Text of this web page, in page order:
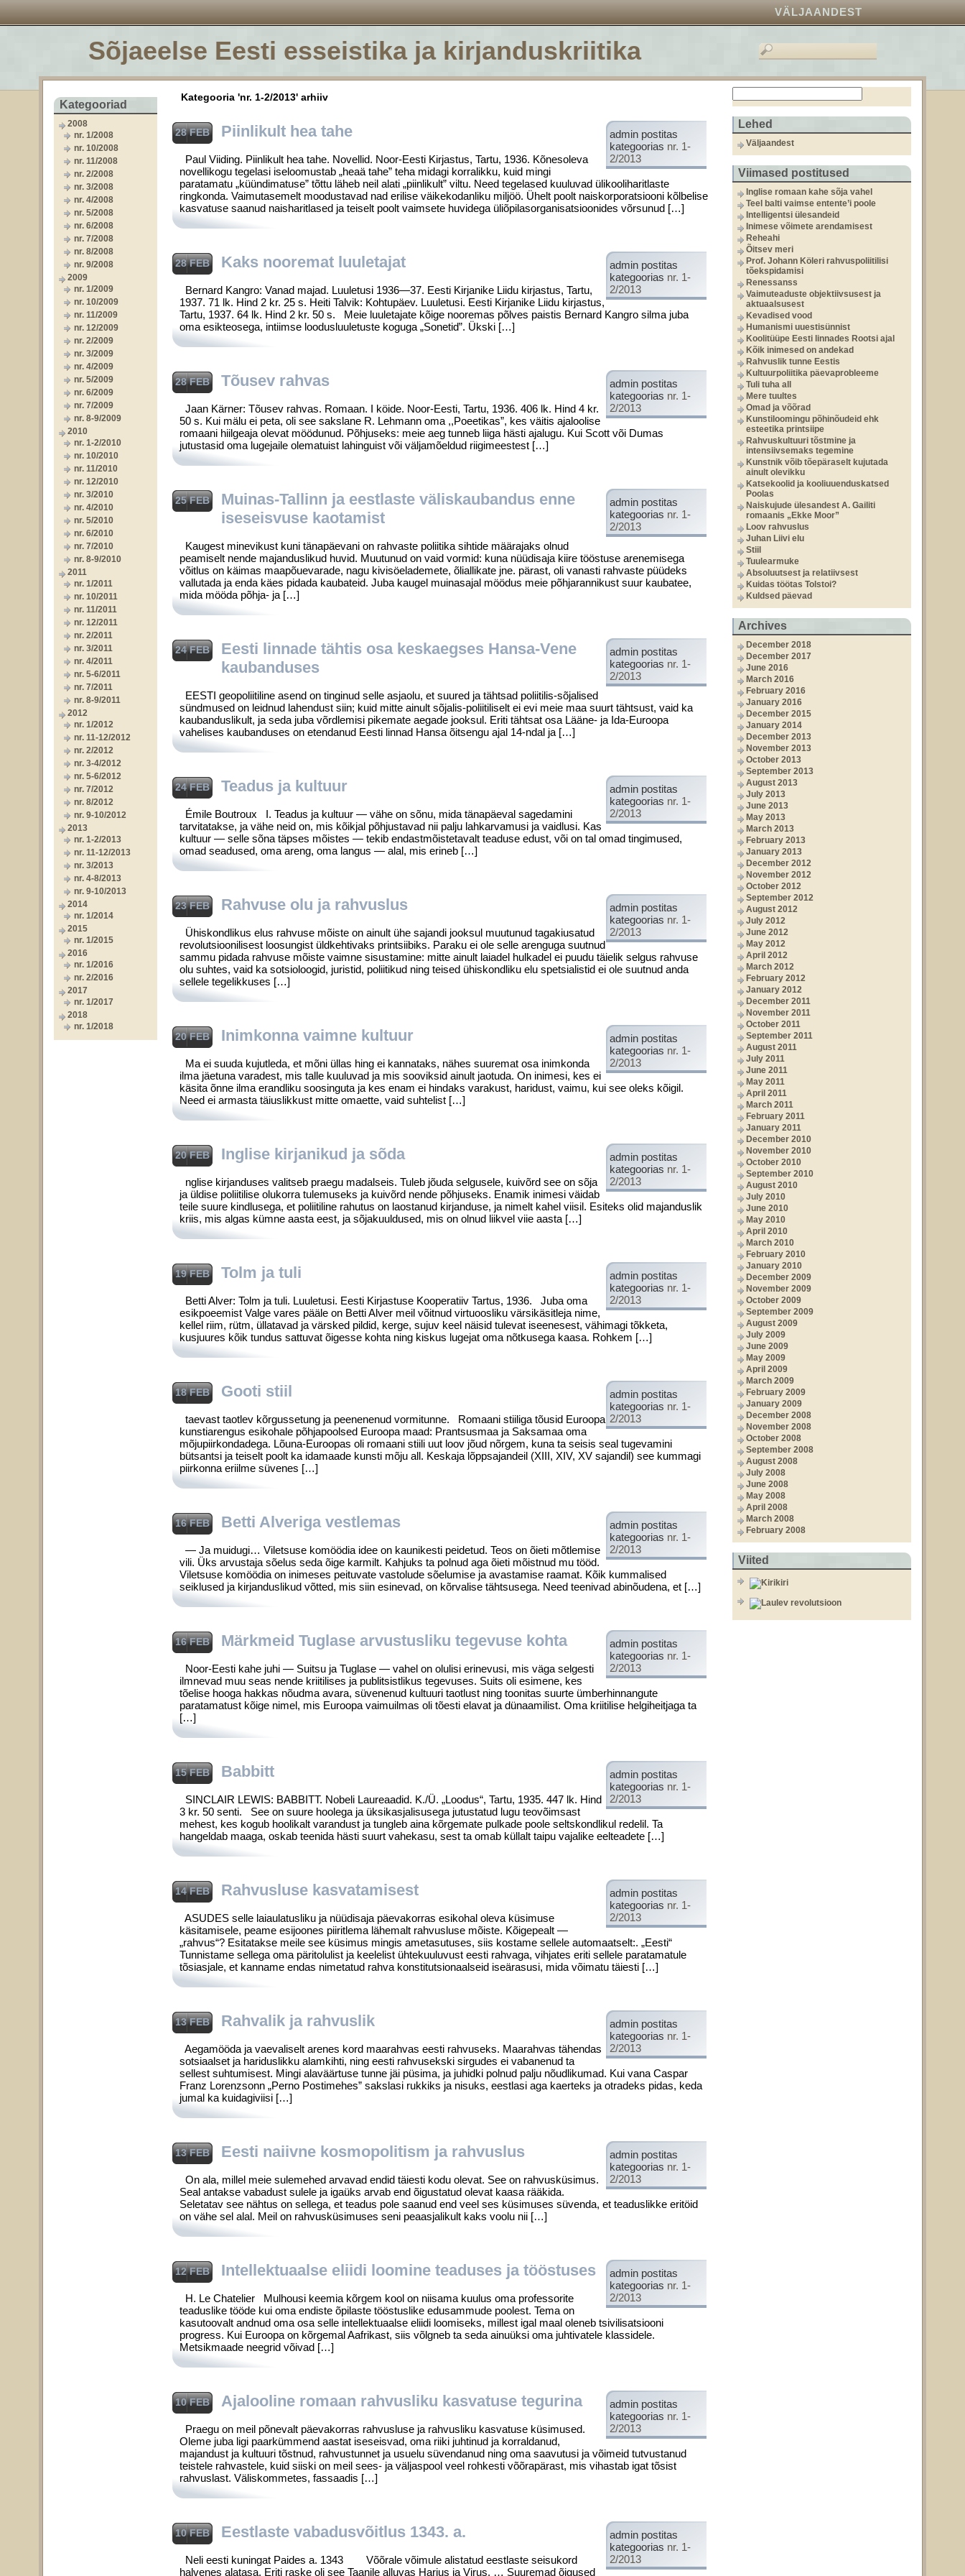
VÄLJAANDEST
Sõjaeelse Eesti esseistika ja kirjanduskriitika
Kategooriad
2008
nr. 1/2008
nr. 10/2008
nr. 11/2008
nr. 2/2008
nr. 3/2008
nr. 4/2008
nr. 5/2008
nr. 6/2008
nr. 7/2008
nr. 8/2008
nr. 9/2008
2009
nr. 1/2009
nr. 10/2009
nr. 11/2009
nr. 12/2009
nr. 2/2009
nr. 3/2009
nr. 4/2009
nr. 5/2009
nr. 6/2009
nr. 7/2009
nr. 8-9/2009
2010
nr. 1-2/2010
nr. 10/2010
nr. 11/2010
nr. 12/2010
nr. 3/2010
nr. 4/2010
nr. 5/2010
nr. 6/2010
nr. 7/2010
nr. 8-9/2010
2011
nr. 1/2011
nr. 10/2011
nr. 11/2011
nr. 12/2011
nr. 2/2011
nr. 3/2011
nr. 4/2011
nr. 5-6/2011
nr. 7/2011
nr. 8-9/2011
2012
nr. 1/2012
nr. 11-12/2012
nr. 2/2012
nr. 3-4/2012
nr. 5-6/2012
nr. 7/2012
nr. 8/2012
nr. 9-10/2012
2013
nr. 1-2/2013
nr. 11-12/2013
nr. 3/2013
nr. 4-8/2013
nr. 9-10/2013
2014
nr. 1/2014
2015
nr. 1/2015
2016
nr. 1/2016
nr. 2/2016
2017
nr. 1/2017
2018
nr. 1/2018
Lehed
Väljaandest
Viimased postitused
Inglise romaan kahe sõja vahel
Teel balti vaimse entente’i poole
Intelligentsi ülesandeid
Inimese võimete arendamisest
Reheahi
Õitsev meri
Prof. Johann Köleri rahvuspoliitilisi
tõekspidamisi
Renessanss
Vaimuteaduste objektiivsusest ja
aktuaalsusest
Kevadised vood
Humanismi uuestisünnist
Koolitüüpe Eesti linnades Rootsi ajal
Kõik inimesed on andekad
Rahvuslik tunne Eestis
Kultuurpoliitika päevaprobleeme
Tuli tuha all
Mere tuultes
Omad ja võõrad
Kunstiloomingu põhinõudeid ehk
esteetika printsiipe
Rahvuskultuuri tõstmine ja
intensiivsemaks tegemine
Kunstnik võib tõepäraselt kujutada
ainult olevikku
Katsekoolid ja kooliuuenduskatsed
Poolas
Naiskujude ülesandest A. Gailiti
romaanis „Ekke Moor”
Loov rahvuslus
Juhan Liivi elu
Stiil
Tuulearmuke
Absoluutsest ja relatiivsest
Kuidas töötas Tolstoi?
Kuldsed päevad
Archives
December 2018
December 2017
June 2016
March 2016
February 2016
January 2016
December 2015
January 2014
December 2013
November 2013
October 2013
September 2013
August 2013
July 2013
June 2013
May 2013
March 2013
February 2013
January 2013
December 2012
November 2012
October 2012
September 2012
August 2012
July 2012
June 2012
May 2012
April 2012
March 2012
February 2012
January 2012
December 2011
November 2011
October 2011
September 2011
August 2011
July 2011
June 2011
May 2011
April 2011
March 2011
February 2011
January 2011
December 2010
November 2010
October 2010
September 2010
August 2010
July 2010
June 2010
May 2010
April 2010
March 2010
February 2010
January 2010
December 2009
November 2009
October 2009
September 2009
August 2009
July 2009
June 2009
May 2009
April 2009
March 2009
February 2009
January 2009
December 2008
November 2008
October 2008
September 2008
August 2008
July 2008
June 2008
May 2008
April 2008
March 2008
February 2008
Viited
Kategooria 'nr. 1-2/2013' arhiiv
admin postitas
kategoorias nr. 1-
2/2013
28 FEB Piinlikult hea tahe
Paul Viiding. Piinlikult hea tahe. Novellid. Noor-Eesti Kirjastus, Tartu, 1936. Kõnesoleva
novellikogu tegelasi iseloomustab „heaä tahe” teha midagi korralikku, kuid mingi
paratamatu „küündimatuse” tõttu läheb neil alati „piinlikult” viltu. Need tegelased kuuluvad ülikooliharitlaste
ringkonda. Vaimutasemelt moodustavad nad erilise väikekodanliku miljöö. Ühelt poolt naiskorporatsiooni kõlbelise
kasvatuse saanud naisharitlased ja teiselt poolt vaimsete huvidega üliõpilasorganisatsioonides võrsunud […]
admin postitas
kategoorias nr. 1-
2/2013
28 FEB Kaks nooremat luuletajat
Bernard Kangro: Vanad majad. Luuletusi 1936—37. Eesti Kirjanike Liidu kirjastus, Tartu,
1937. 71 lk. Hind 2 kr. 25 s. Heiti Talvik: Kohtupäev. Luuletusi. Eesti Kirjanike Liidu kirjastus,
Tartu, 1937. 64 lk. Hind 2 kr. 50 s. Meie luuletajate kõige nooremas põlves paistis Bernard Kangro silma juba
oma esikteosega, intiimse loodusluuletuste koguga „Sonetid”. Ükski […]
admin postitas
kategoorias nr. 1-
2/2013
28 FEB Tõusev rahvas
Jaan Kärner: Tõusev rahvas. Romaan. I köide. Noor-Eesti, Tartu, 1936. 406 lk. Hind 4 kr.
50 s. Kui mälu ei peta, oli see sakslane R. Lehmann oma ,,Poeetikas”, kes väitis ajaloolise
romaani hiilgeaja olevat möödunud. Põhjuseks: meie aeg tunneb liiga hästi ajalugu. Kui Scott või Dumas
jutustasid oma lugejaile olematuist lahinguist või väljamõeldud riigimeestest […]
admin postitas
kategoorias nr. 1-
2/2013
25 FEB
Muinas-Tallinn ja eestlaste väliskaubandus enne
iseseisvuse kaotamist
Kaugest minevikust kuni tänapäevani on rahvaste poliitika sihtide määrajaks olnud
peamiselt nende majanduslikud huvid. Muutunud on vaid vormid: kuna nüüdisaja kiire tööstuse arenemisega
võitlus on käimas maapõuevarade, nagu kivisöelademete, õliallikate jne. pärast, oli vanasti rahvaste püüdeks
vallutada ja enda käes pidada kaubateid. Juba kaugel muinasajal möödus meie põhjarannikust suur kaubatee,
mida mööda põhja- ja […]
admin postitas
kategoorias nr. 1-
2/2013
24 FEB
Eesti linnade tähtis osa keskaegses Hansa-Vene
kaubanduses
EESTI geopoliitiline asend on tinginud selle asja­olu, et suured ja tähtsad poliitilis-sõjalised
sündmused on leidnud lahendust siin; kuid mitte ainult sõjalis-poliitiliselt ei evi meie maa suurt tähtsust, vaid ka
kauban­duslikult, ja seda juba võrdlemisi pikemate aegade jook­sul. Eriti tähtsat osa Lääne- ja Ida-Euroopa
vahelises kaubanduses on etendanud Eesti linnad Hansa õitsengu ajal 14-ndal ja […]
admin postitas
kategoorias nr. 1-
2/2013
24 FEB Teadus ja kultuur
Émile Boutroux I. Teadus ja kultuur — vähe on sõnu, mida tänapäeval sagedamini
tarvitatakse, ja vähe neid on, mis kõikjal põhjustavad nii palju lahkarvamusi ja vaidlusi. Kas
kultuur — selle sõna täpses mõistes — tekib endastmõistetavalt teaduse edust, või on tal omad tingimused,
omad seadused, oma areng, oma langus — alal, mis erineb […]
admin postitas
kategoorias nr. 1-
2/2013
23 FEB Rahvuse olu ja rahvuslus
Ühiskondlikus elus rahvuse mõiste on ainult ühe sajandi jooksul muutunud tagakiusatud
revolutsioonilisest loosungist üldkehtivaks printsiibiks. Paraku ei ole selle arenguga suutnud
sammu pidada rahvuse mõiste vaimne sisustamine: mitte ainult laiadel hulkadel ei puudu täielik selgus rahvuse
olu suhtes, vaid ka sotsioloogid, juristid, poliitikud ning teised ühiskondliku elu spetsialistid ei ole suutnud anda
sellele tegelikkuses […]
admin postitas
kategoorias nr. 1-
2/2013
20 FEB Inimkonna vaimne kultuur
Ma ei suuda kujutleda, et mõni üllas hing ei kannataks, nähes suuremat osa inimkonda
ilma jäetuna varadest, mis talle kuuluvad ja mis sooviksid ainult jaotuda. On inimesi, kes ei
käsita õnne ilma erandliku soosinguta ja kes enam ei hindaks varakust, haridust, vaimu, kui see oleks kõigil.
Need ei armasta täiuslikkust mitte omaette, vaid suhtelist […]
admin postitas
kategoorias nr. 1-
2/2013
20 FEB Inglise kirjanikud ja sõda
nglise kirjanduses valitseb praegu madalseis. Tuleb jõuda selgusele, kuivõrd see on sõja
ja üldise poliitilise olukorra tulemuseks ja kuivõrd nende põhjuseks. Enamik inimesi väidab
teile suure kindlusega, et poliitiline rahutus on laostanud kirjanduse, ja nimelt kahel vii­sil. Esiteks olid majanduslik
kriis, mis algas kümne aasta eest, ja sõjakuuldused, mis on olnud liikvel viie aasta […]
admin postitas
kategoorias nr. 1-
2/2013
19 FEB Tolm ja tuli
Betti Alver: Tolm ja tuli. Luuletusi. Eesti Kirjastuse Kooperatiiv Tartus, 1936. Juba oma
esikpoeemist Valge vares pääle on Betti Alver meil võitnud virtuoosliku värsikäsitleja nime,
kellel riim, rütm, üllatavad ja värsked pildid, kerge, sujuv keel näisid tulevat iseenesest, vähimagi tõkketa,
kusjuures kõik tundus sattuvat õigesse kohta ning kiskus lugejat oma nõtkusega kaasa. Rohkem […]
admin postitas
kategoorias nr. 1-
2/2013
18 FEB Gooti stiil
taevast taotlev kõrgussetung ja peenenenud vormi­tunne. Romaani stiiliga tõusid Euroopa
kunstiarengus esikohale põhjapoolsed Euroopa maad: Prantsusmaa ja Saksamaa oma
mõjupiirkondadega. Lõuna-Euroopas oli romaani stiili uut loov jõud nõrgem, kuna ta seisis seal tugevamini
bütsantsi ja teiselt poolt ka ida­maade kunsti mõju all. Keskaja lõppsajandeil (XIII, XIV, XV sajandil) see kummagi
piirkonna eriilme süvenes […]
admin postitas
kategoorias nr. 1-
2/2013
16 FEB Betti Alveriga vestlemas
— Ja muidugi… Viletsuse komöödia idee on kaunikesti peidetud. Teos on õieti mõtlemise
vili. Üks arvustaja sõelus seda õige karmilt. Kahjuks ta polnud aga õieti mõistnud mu tööd.
Viletsuse komöödia on inimeses peituvate vastolude sõelumise ja avastamise raamat. Kõik kummalised
seiklused ja kirjanduslikud võtted, mis siin esinevad, on kõrvalise tähtsusega. Need teenivad abinõudena, et […]
admin postitas
kategoorias nr. 1-
2/2013
16 FEB Märkmeid Tuglase arvustusliku tegevuse kohta
Noor-Eesti kahe juhi — Suitsu ja Tuglase — vahel on olulisi erinevusi, mis väga selgesti
ilmnevad muu seas nende kriitilises ja publitsistlikus tegevuses. Suits oli esimene, kes
tõelise hooga hak­kas nõudma avara, süvenenud kultuuri taotlust ning toonitas suurte ümberhinnangute
paratamatust kõige nimel, mis Euroopa vaimu­ilmas oli tõesti elavat ja dünaamilist. Oma kriitilise helgiheitjaga ta
[…]
admin postitas
kategoorias nr. 1-
2/2013
15 FEB Babbitt
SINCLAIR LEWIS: BABBITT. Nobeli Laureaadid. K./Ü. „Loodus“, Tartu, 1935. 447 lk. Hind
3 kr. 50 senti. See on suure hoolega ja üksikasjalisusega jutustatud lugu teo­võimsast
mehest, kes kogub hoolikalt varandust ja tungleb aina kõrgemate pulkade poole seltskondlikul redelil. Ta
hangeldab maaga, oskab teenida hästi suurt vahekasu, sest ta omab küllalt taipu vajalike eelteadete […]
admin postitas
kategoorias nr. 1-
2/2013
14 FEB Rahvusluse kasvatamisest
ASUDES selle laiaulatusliku ja nüüdisaja päevakorras esikohal oleva küsi­muse
käsitamisele, peame esijoones piiritlema lähemalt rahvusluse mõiste. Kõigepealt —
„rahvus“? Esitatakse meile see küsimus mingis ametasutuses, siis kostame sellele automaatselt:. „Eesti“
Tunnistame sellega oma päritolulist ja kee­lelist ühtekuuluvust eesti rahvaga, vihjates eriti sellele paratamatule
tõsiasjale, et kanname endas nimetatud rahva konstitutsionaalseid iseärasusi, mida võimatu täiesti […]
admin postitas
kategoorias nr. 1-
2/2013
13 FEB Rahvalik ja rahvuslik
Aegamööda ja vaevaliselt arenes kord maarah­vas eesti rahvuseks. Maarahvas tähendas
sotsiaalset ja hariduslikku alamkihti, ning eesti rahvusekski sirgudes ei vabanenud ta
sellest suhtumi­sest. Mingi alaväärtuse tunne jäi püsima, ja juhidki polnud palju nõudlikumad. Kui vana Caspar
Franz Lorenzsonn „Perno Pos­timehes” sakslasi rukkiks ja nisuks, eestlasi aga kaerteks ja otradeks pidas, keda
jumal ka kuidagi­viisi […]
admin postitas
kategoorias nr. 1-
2/2013
13 FEB Eesti naiivne kosmopolitism ja rahvuslus
On ala, millel meie sulemehed arvavad endid täiesti kodu olevat. See on rahvusküsimus.
Seal antakse vabadust sulele ja igaüks arvab end õigustatud olevat kaasa rääkida.
Seletatav see nähtus on sellega, et teadus pole saanud end veel ses küsimuses süvenda, et teaduslikke eritöid
on vähe sel alal. Meil on rahvusküsimuses seni peaasjalikult kaks voolu nii […]
admin postitas
kategoorias nr. 1-
2/2013
12 FEB Intellektuaalse eliidi loomine teaduses ja tööstuses
H. Le Chatelier Mulhousi keemia kõrgem kool on niisama kuulus oma professorite
teaduslike tööde kui oma endiste õpilaste tööstuslike edu­sammude poolest. Tema on
kasutoovalt and­nud oma osa selle intellektuaalse eliidi loomi­seks, millest igal maal oleneb tsivilisatsiooni
progress. Kui Euroopa on kõrgemal Aafrikast, siis võlgneb ta seda ainuüksi oma juhtivatele klassidele.
Metsikmaade neegrid võivad […]
admin postitas
kategoorias nr. 1-
2/2013
10 FEB Ajalooline romaan rahvusliku kasvatuse tegurina
Praegu on meil põnevalt päevakorras rahvusluse ja rahvusliku kasvatuse küsimused.
Oleme juba ligi paarkümmend aastat iseseisvad, oma riiki juhtinud ja korraldanud,
majandust ja kultuuri tõstnud, rahvustunnet ja usuelu süvendanud ning oma saavutusi ja võimeid tutvustanud
teistele rahvastele, kuid siiski on meil sees- ja väljas­pool veel rohkesti võõrapärast, mis vihastab igat tõsist
rahvuslast. Väliskommetes, fassaadis […]
admin postitas
kategoorias nr. 1-
2/2013
10 FEB Eestlaste vabadusvõitlus 1343. a.
Neli eesti kuningat Paides a. 1343 Võõrale võimule alistatud eestlaste seisukord
halvenes alatasa. Eriti raske oli see Taanile alluvas Harjus ja Virus. … Suuremad õigused